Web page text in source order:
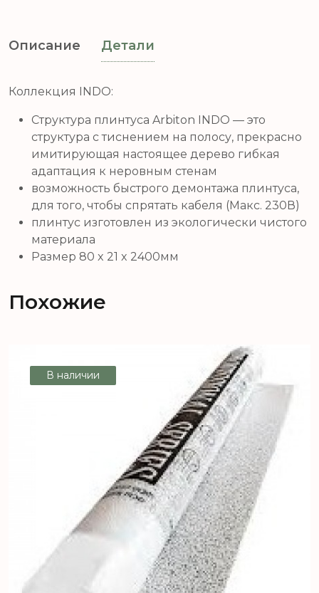
Описание Детали
Коллекция INDO:
Структура плинтуса Arbiton INDO — это
структура с тиснением на полосу, прекрасно
имитирующая настоящее дерево гибкая
адаптация к неровным стенам
возможность быстрого демонтажа плинтуса,
для того, чтобы спрятать кабеля (Макс. 230В)
плинтус изготовлен из экологически чистого
материала
Размер 80 x 21 x 2400мм
Похожие
В наличии